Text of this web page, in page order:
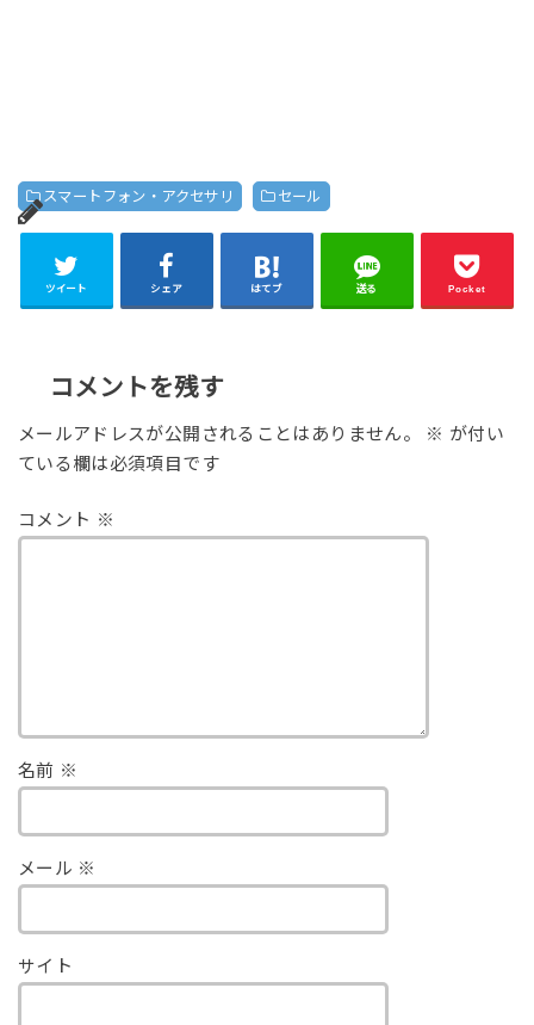
スマートフォン・アクセサリ セール
ツイート シェア はてブ 送る Pocket
コメントを残す
メールアドレスが公開されることはありません。 ※ が付い
ている欄は必須項目です
コメント ※
名前 ※
メール ※
サイト